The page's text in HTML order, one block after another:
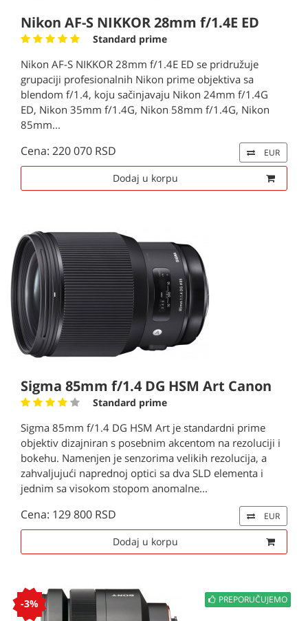
Nikon AF-S NIKKOR 28mm f/1.4E ED
Standard prime
Nikon AF-S NIKKOR 28mm f/1.4E ED se pridružuje
grupaciji profesionalnih Nikon prime objektiva sa
blendom f/1.4, koju sačinjavaju Nikon 24mm f/1.4G
ED, Nikon 35mm f/1.4G, Nikon 58mm f/1.4G, Nikon
85mm...
Cena: 220 070 RSD EUR
Dodaj u korpu
Sigma 85mm f/1.4 DG HSM Art Canon
Standard prime
Sigma 85mm f/1.4 DG HSM Art je standardni prime
objektiv dizajniran s posebnim akcentom na rezoluciji i
bokehu. Namenjen je senzorima velikih rezolucija, a
zahvaljujući naprednoj optici sa dva SLD elementa i
jednim sa visokom stopom anomalne...
Cena: 129 800 RSD EUR
Dodaj u korpu
PREPORUČUJEMO
-3%